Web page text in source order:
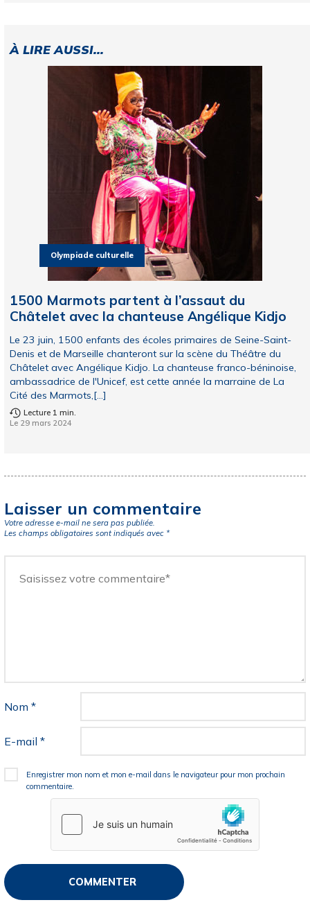
À LIRE AUSSI...
Olympiade culturelle
1500 Marmots partent à l’assaut du
Châtelet avec la chanteuse Angélique Kidjo
Le 23 juin, 1500 enfants des écoles primaires de Seine-Saint-
Denis et de Marseille chanteront sur la scène du Théâtre du
Châtelet avec Angélique Kidjo. La chanteuse franco-béninoise,
ambassadrice de l'Unicef, est cette année la marraine de La
Cité des Marmots,[...]
Lecture 1 min.
Le 29 mars 2024
Laisser un commentaire
Votre adresse e-mail ne sera pas publiée.
Les champs obligatoires sont indiqués avec *
Nom *
E-mail *
Enregistrer mon nom et mon e-mail dans le navigateur pour mon prochain
commentaire.